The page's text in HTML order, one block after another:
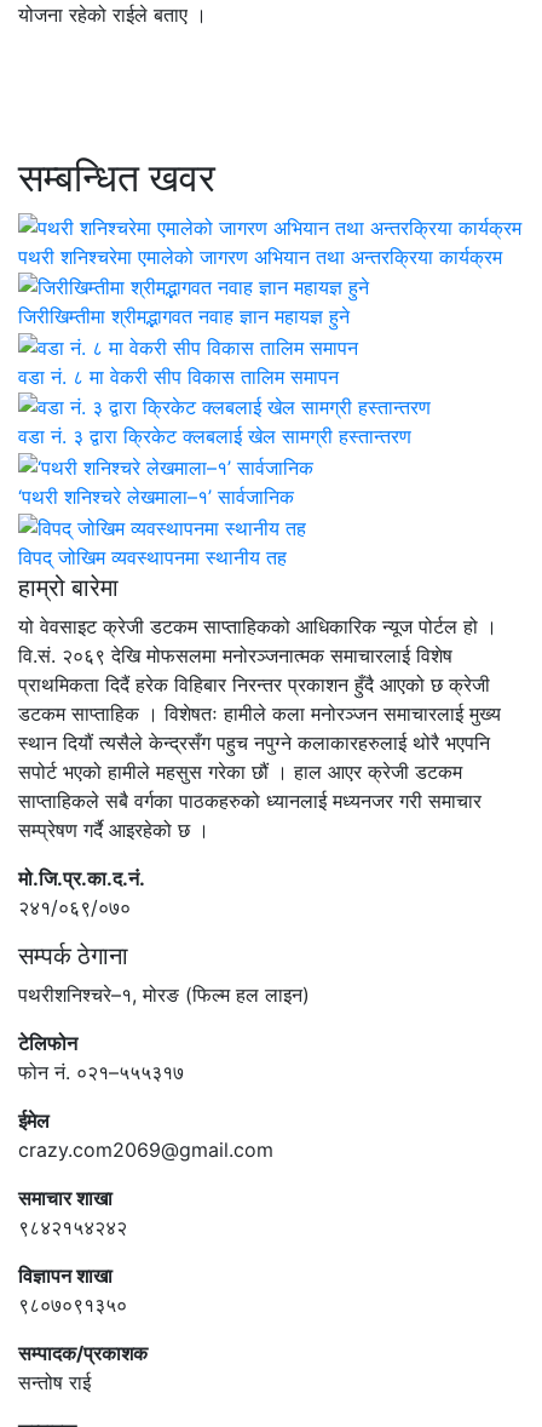
योजना रहेको राईले बताए ।
सम्बन्धित खवर
पथरी शनिश्चरेमा एमालेको जागरण अभियान तथा अन्तरक्रिया कार्यक्रम
जिरीखिम्तीमा श्रीमद्भागवत नवाह ज्ञान महायज्ञ हुने
वडा नं. ८ मा वेकरी सीप विकास तालिम समापन
वडा नं. ३ द्वारा क्रिकेट क्लबलाई खेल सामग्री हस्तान्तरण
‘पथरी शनिश्चरे लेखमाला–१’ सार्वजानिक
विपद् जोखिम व्यवस्थापनमा स्थानीय तह
हाम्रो बारेमा
यो वेवसाइट क्रेजी डटकम साप्ताहिकको आधिकारिक न्यूज पोर्टल हो ।
वि.सं. २०६९ देखि मोफसलमा मनोरञ्जनात्मक समाचारलाई विशेष
प्राथमिकता दिदैं हरेक विहिबार निरन्तर प्रकाशन हुँदै आएको छ क्रेजी
डटकम साप्ताहिक । विशेषतः हामीले कला मनोरञ्जन समाचारलाई मुख्य
स्थान दियौं त्यसैले केन्द्रसँग पहुच नपुग्ने कलाकारहरुलाई थोरै भएपनि
सपोर्ट भएको हामीले महसुस गरेका छौं । हाल आएर क्रेजी डटकम
साप्ताहिकले सबै वर्गका पाठकहरुको ध्यानलाई मध्यनजर गरी समाचार
सम्प्रेषण गर्दै आइरहेको छ ।
मो.जि.प्र.का.द.नं.
२४१/०६९/०७०
सम्पर्क ठेगाना
पथरीशनिश्चरे–१, मोरङ (फिल्म हल लाइन)
टेलिफोन
फोन नं. ०२१–५५५३१७
ईमेल
crazy.com2069@gmail.com
समाचार शाखा
९८४२१५४२४२
विज्ञापन शाखा
९८०७०९१३५०
सम्पादक/प्रकाशक
सन्तोष राई